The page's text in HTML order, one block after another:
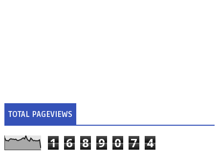
TOTAL PAGEVIEWS
1 6 8 9 0 7 4